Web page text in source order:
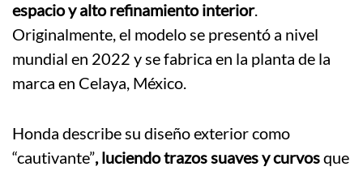
espacio y alto refinamiento interior.
Originalmente, el modelo se presentó a nivel
mundial en 2022 y se fabrica en la planta de la
marca en Celaya, México.
Honda describe su diseño exterior como
“cautivante”, luciendo trazos suaves y curvosque